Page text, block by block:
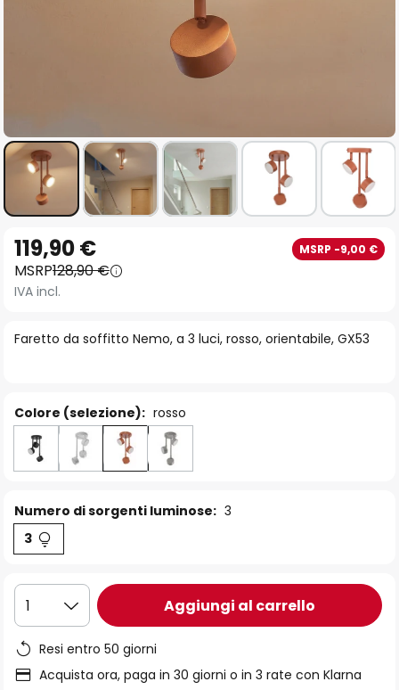
all'inizio
della
galleria
immagini
Faretto da soffitto Nemo, a 3 luci, rosso, orientabile, GX53
119,90 € MSRP -9,00 €
MSRP128,90 €
IVA incl.
Colore (selezione): rosso
Numero di sorgenti luminose: 3
3
1 Aggiungi al carrello
Resi entro 50 giorni
Acquista ora, paga in 30 giorni o in 3 rate con Klarna